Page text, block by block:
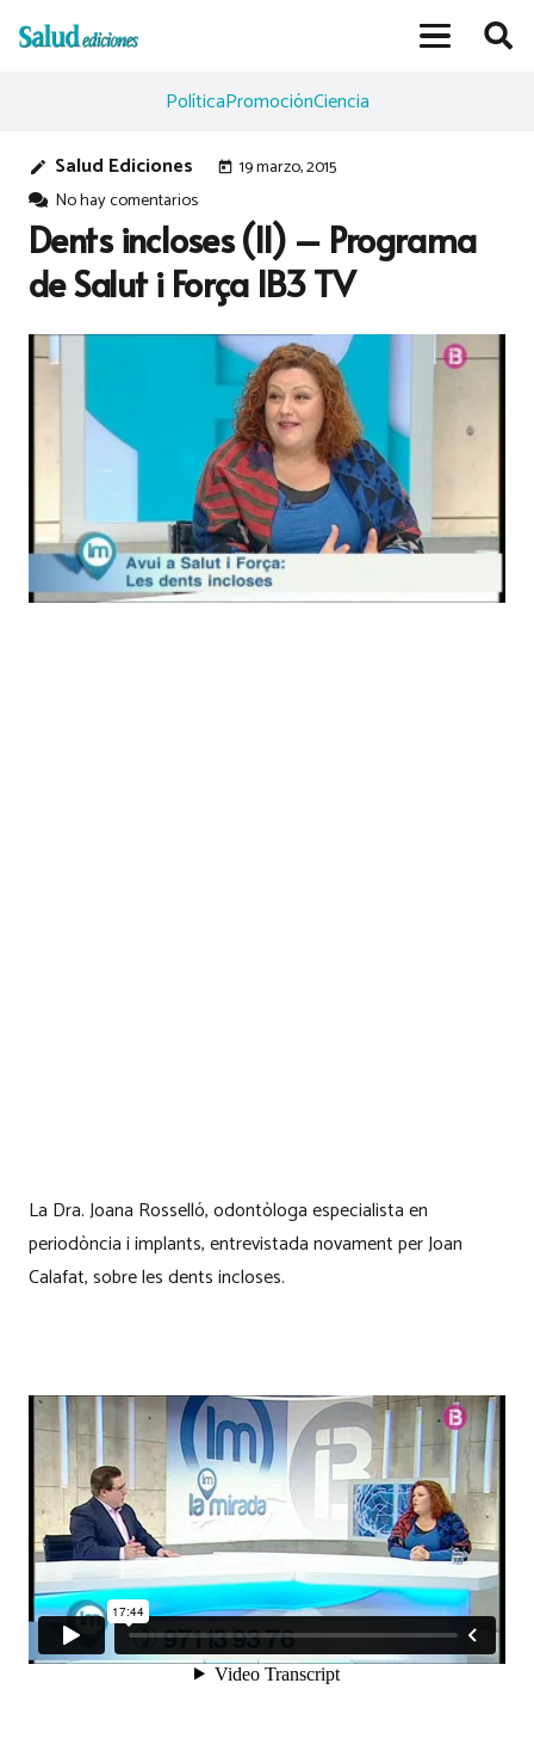
PolíticaPromociónCiencia
edit Salud Ediciones today 19 marzo, 2015
No hay comentarios
Dents incloses (II) – Programa
de Salut i Força IB3 TV
La Dra. Joana Rosselló, odontòloga especialista en
periodòncia i implants, entrevistada novament per Joan
Calafat, sobre les dents incloses.